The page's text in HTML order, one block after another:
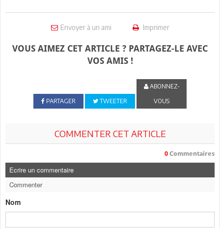
Envoyer à un ami Imprimer
VOUS AIMEZ CET ARTICLE ? PARTAGEZ-LE AVEC
VOS AMIS !
PARTAGER TWEETER
ABONNEZ-
VOUS
COMMENTER CET ARTICLE
0 Commentaires
Ecrire un commentaire
Commenter
Nom